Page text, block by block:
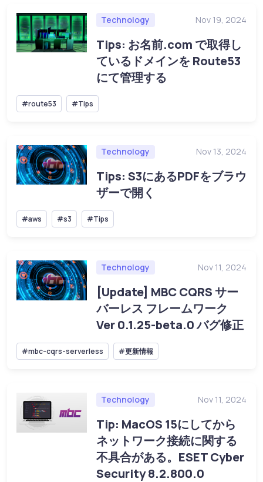
Technology Nov 19, 2024
Tips: お名前.com で取得し
ているドメインを Route53
にて管理する
#route53 #Tips
Technology Nov 13, 2024
Tips: S3にあるPDFをブラウ
ザーで開く
#aws #s3 #Tips
Technology Nov 11, 2024
[Update] MBC CQRS サー
バーレス フレームワーク
Ver 0.1.25-beta.0 バグ修正
#mbc-cqrs-serverless #更新情報
Technology Nov 11, 2024
Tip: MacOS 15にしてから
ネットワーク接続に関する
不具合がある。ESET Cyber
Security 8.2.800.0